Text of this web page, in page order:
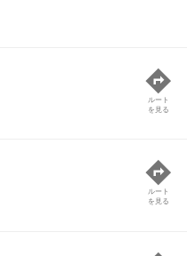
ルート
を見る
ルート
を見る